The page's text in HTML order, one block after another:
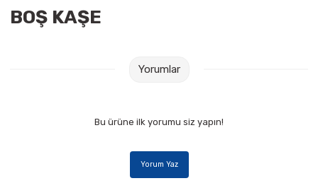
Zımba Telleri
Ebru Boyaları
BOŞ KAŞE
Yorumlar
Bu ürüne ilk yorumu siz yapın!
Yorum Yaz